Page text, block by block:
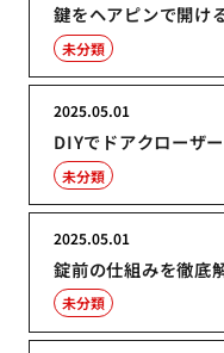
鍵をヘアピンで開け
未分類
DIYでドアクローザ
2025.05.01
未分類
錠前の仕組みを徹底
2025.05.01
未分類